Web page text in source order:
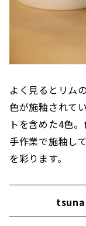
よく見るとリム
色が施釉されて
トを含めた4色
手作業で施釉し
を彩ります。